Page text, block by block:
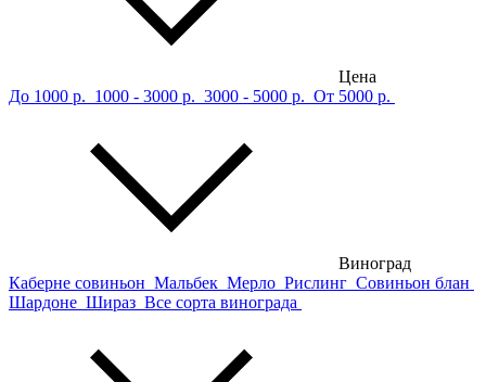
Цена
До 1000 р. 1000 - 3000 р. 3000 - 5000 р. От 5000 р.
Виноград
Каберне совиньон Мальбек Мерло Рислинг Совиньон блан
Шардоне Шираз Все сорта винограда